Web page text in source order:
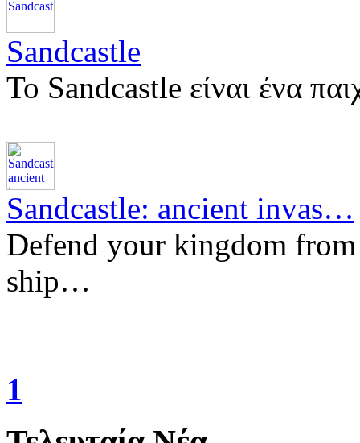
Sandcastle
Το Sandcastle είναι ένα
Sandcastle: ancient invas…
Defend your kingdom
ship…
1